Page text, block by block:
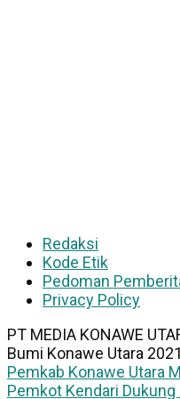
Redaksi
Kode Etik
Pedoman
Privacy Policy
PT MEDIA KONAWE
Bumi Konawe Utara 2021
Pemkab Konawe Utara
Pemkot Kendari